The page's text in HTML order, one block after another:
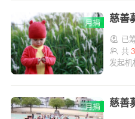
已
共
发起机